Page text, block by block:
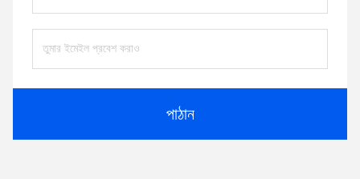
পাঠান